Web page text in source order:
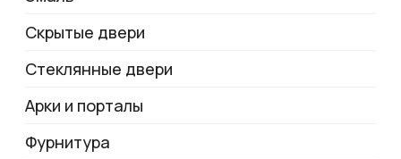
Скрытые двери
Стеклянные двери
Арки и порталы
Фурнитура